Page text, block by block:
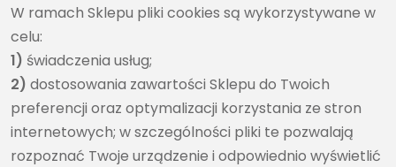
W ramach Sklepu pliki cookies są wykorzystywane w
celu:
1) świadczenia usług;
2) dostosowania zawartości Sklepu do Twoich
preferencji oraz optymalizacji korzystania ze stron
internetowych; w szczególności pliki te pozwalają
rozpoznać Twoje urządzenie i odpowiednio wyświetlić